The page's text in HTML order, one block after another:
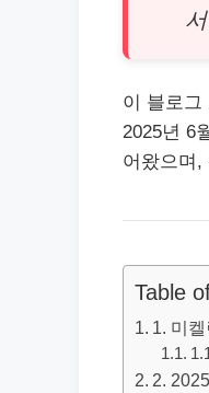
이 블로그
2025년 6
어왔으며,
Table
1. 미
2.